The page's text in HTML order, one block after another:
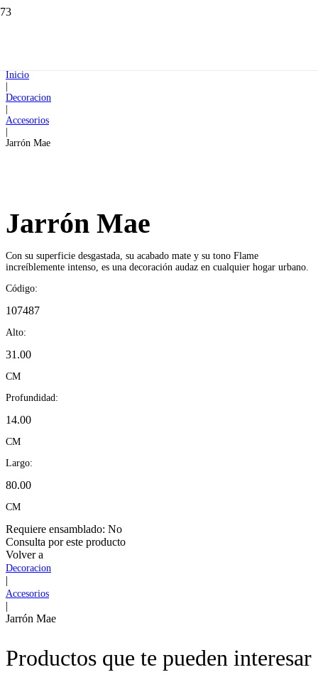
Inicio
Decoracion
Accesorios
Jarrón Mae
Jarrón Mae
Con su superficie desgastada, su acabado mate y su tono Flame
increíblemente intenso, es una decoración audaz en cualquier hogar urbano.
Código:
107487
Alto:
31.00
CM
Profundidad:
14.00
CM
Largo:
80.00
CM
Requiere ensamblado: No
Consulta por este producto
Volver a
Decoracion
|
Accesorios
|
Jarrón Mae
Productos que te pueden interesar